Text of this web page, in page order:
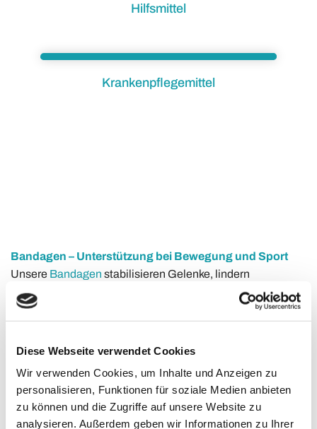
Diese Webseite verwendet Cookies
Wir verwenden Cookies, um Inhalte und Anzeigen zu
personalisieren, Funktionen für soziale Medien anbieten
zu können und die Zugriffe auf unsere Website zu
analysieren. Außerdem geben wir Informationen zu Ihrer
Hilfsmittel
Krankenpflegemittel
Bandagen – Unterstützung bei Bewegung und Sport
Unsere Bandagen stabilisieren Gelenke, lindern
Schmerzen und fördern die Heilung. Ob Knie-, Rücken-,
Hand- oder Sprunggelenkbandage – wir führen eine große
sie optimalen Halt, ohne die Bewegungsfreiheit
Orthesen – Sicherheit und Stabilität im Alltag
Orthesen geben zusätzliche Stabilität bei